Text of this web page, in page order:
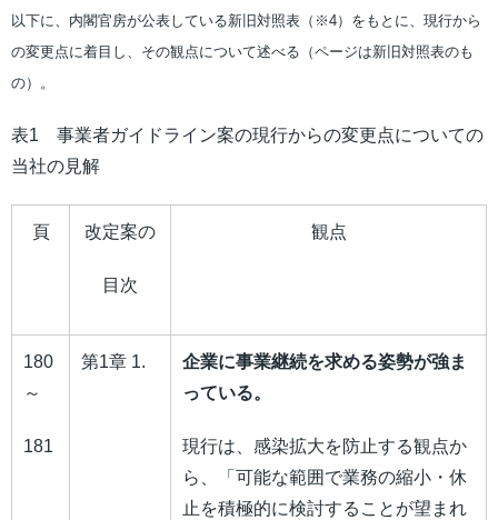
以下に、内閣官房が公表している新旧対照表（※4）をもとに、現行から
の変更点に着目し、その観点について述べる（ページは新旧対照表のも
の）。
表1 事業者ガイドライン案の現行からの変更点についての
当社の見解
頁 改定案の
目次
観点
180
～
181
第1章 1.
企業に事業継続を求める姿勢が強ま
っている。
現行は、感染拡大を防止する観点か
ら、「可能な範囲で業務の縮小・休
止を積極的に検討することが望まれ